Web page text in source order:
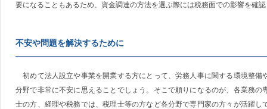
要になることもあるため、資金調達の方法を選ぶ際には税務面での影響を確
不安や問題を解決するために
初めて法人設立や事業を開業する方にとって、労務人事に関する環境整備
分野で非常に不安に思えることでしょう。そこで頼りになるのが、各業務
士の方、経理や税務では、税理士等の方など各分野で専門家の方々が活躍